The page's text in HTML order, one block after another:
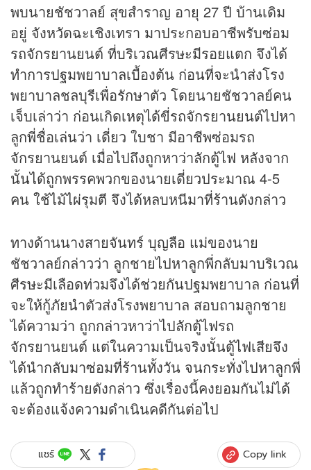
พบนายชัชวาลย์ สุขสำราญ อายุ 27 ปี บ้านเดิม
อยู่ จังหวัดฉะเชิงเทรา มาประกอบอาชีพรับซ่อม
รถจักรยานยนต์ ที่บริเวณศีรษะมีรอยแตก จึงได้
ทำการปฐมพยาบาลเบื้องต้น ก่อนที่จะนำส่งโรง
พยาบาลชลบุรีเพื่อรักษาตัว โดยนายชัชวาลย์คน
เจ็บเล่าว่า ก่อนเกิดเหตุได้ขี่รถจักรยานยนต์ไปหา
ลูกพี่ชื่อเล่นว่า เดี่ยว ใบชา มีอาชีพซ่อมรถ
จักรยานยนต์ เมื่อไปถึงถูกหาว่าลักตู้ไฟ หลังจาก
นั้นได้ถูกพรรคพวกของนายเดี่ยวประมาณ 4-5
คน ใช้ไม้ไผ่รุมตี จึงได้หลบหนีมาที่ร้านดังกล่าว
ทางด้านนางสายจันทร์ บุญลือ แม่ของนาย
ชัชวาลย์กล่าวว่า ลูกชายไปหาลูกพี่กลับมาบริเวณ
ศีรษะมีเลือดท่วมจึงได้ช่วยกันปฐมพยาบาล ก่อนที่
จะให้กู้ภัยนำตัวส่งโรงพยาบาล สอบถามลูกชาย
ได้ความว่า ถูกกล่าวหาว่าไปลักตู้ไฟรถ
จักรยานยนต์ แต่ในความเป็นจริงนั้นตู้ไฟเสียจึง
ได้นำกลับมาซ่อมที่ร้านทั้งวัน จนกระทั่งไปหาลูกพี่
แล้วถูกทำร้ายดังกล่าว ซึ่งเรื่องนี้คงยอมกันไม่ได้
จะต้องแจ้งความดำเนินคดีกันต่อไป
แชร์ Copy link